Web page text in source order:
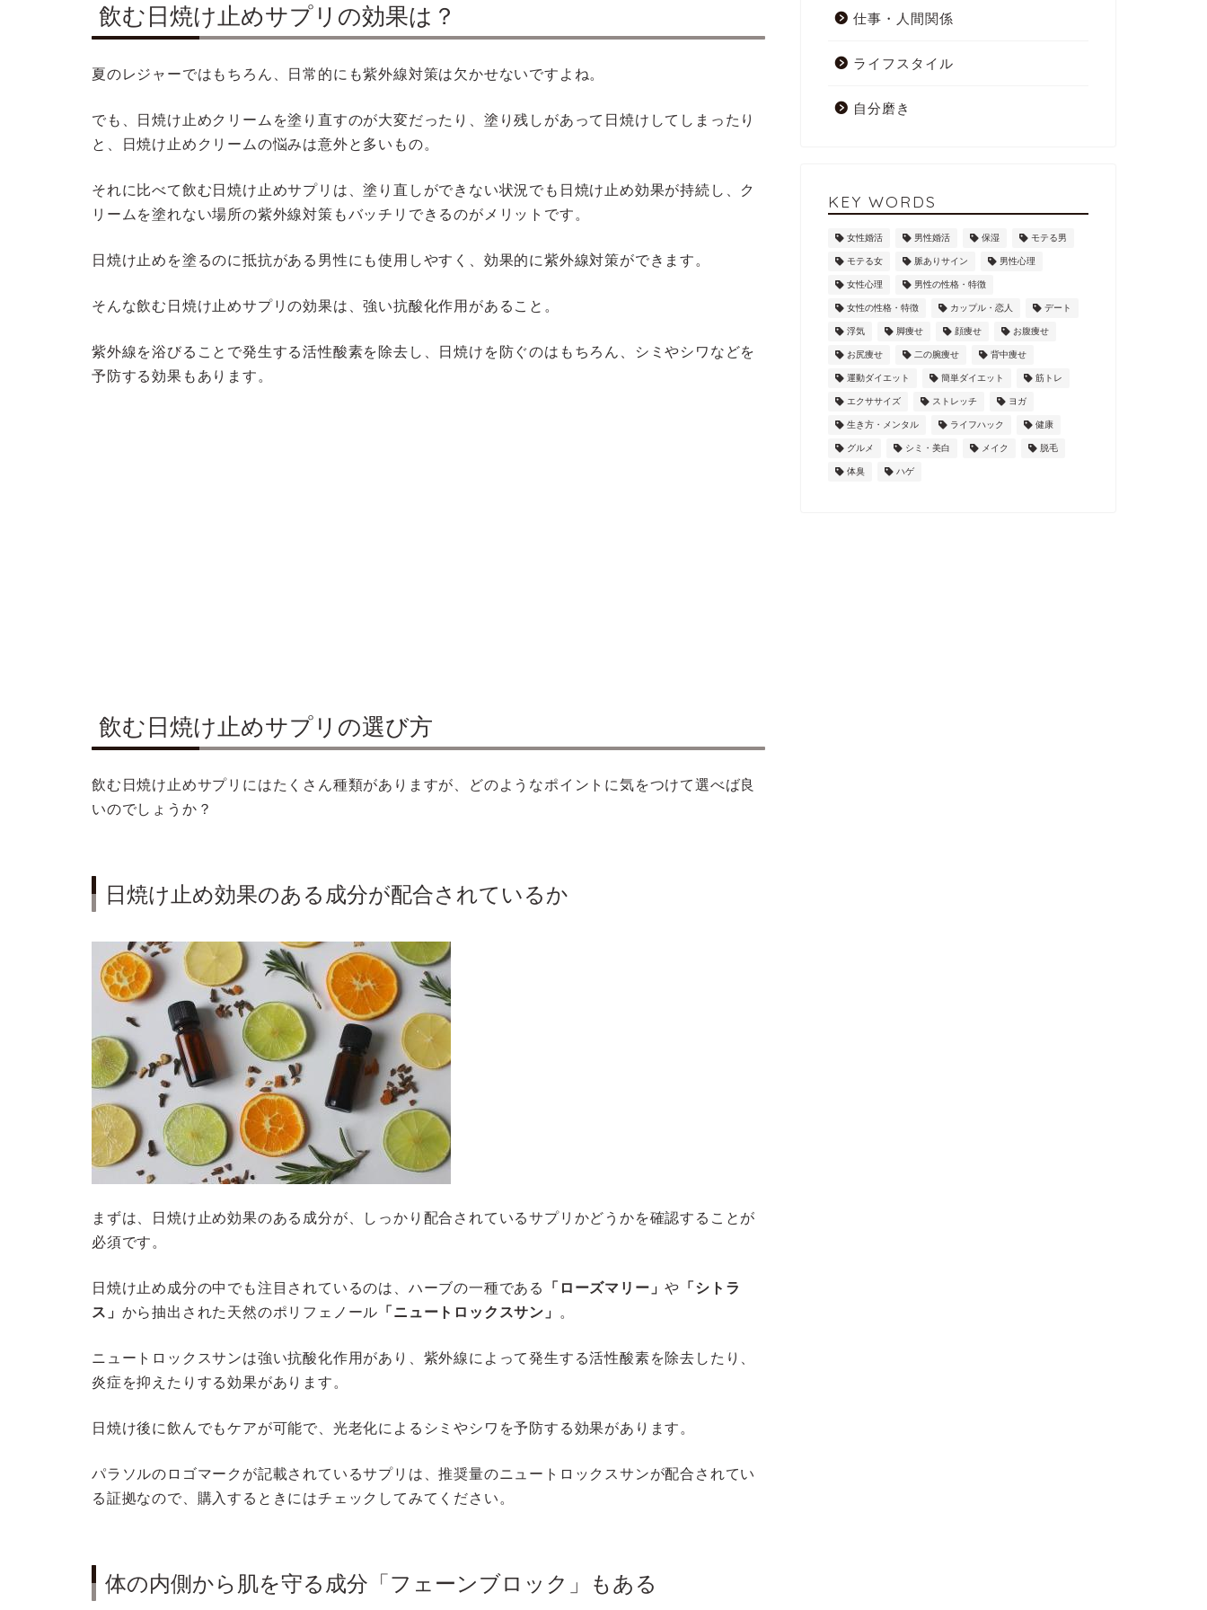
飲む日焼け止めサプリの効果は？
夏のレジャーではもちろん、日常的にも紫外線対策は欠かせないですよね。
でも、日焼け止めクリームを塗り直すのが大変だったり、塗り残しがあって日焼けしてしまったり
と、日焼け止めクリームの悩みは意外と多いもの。
それに比べて飲む日焼け止めサプリは、塗り直しができない状況でも日焼け止め効果が持続し、ク
リームを塗れない場所の紫外線対策もバッチリできるのがメリットです。
日焼け止めを塗るのに抵抗がある男性にも使用しやすく、効果的に紫外線対策ができます。
そんな飲む日焼け止めサプリの効果は、強い抗酸化作用があること。
紫外線を浴びることで発生する活性酸素を除去し、日焼けを防ぐのはもちろん、シミやシワなどを
予防する効果もあります。
飲む日焼け止めサプリの選び方
飲む日焼け止めサプリにはたくさん種類がありますが、どのようなポイントに気をつけて選べば良
いのでしょうか？
日焼け止め効果のある成分が配合されているか
まずは、日焼け止め効果のある成分が、しっかり配合されているサプリかどうかを確認することが
必須です。
日焼け止め成分の中でも注目されているのは、ハーブの一種である 「ローズマリー」や 「シトラ
ス」 から抽出された天然のポリフェノール 「ニュートロックスサン」 。
ニュートロックスサンは強い抗酸化作用があり、紫外線によって発生する活性酸素を除去したり、
炎症を抑えたりする効果があります。
日焼け後に飲んでもケアが可能で、光老化によるシミやシワを予防する効果があります。
パラソルのロゴマークが記載されているサプリは、推奨量のニュートロックスサンが配合されてい
る証拠なので、購入するときにはチェックしてみてください。
体の内側から肌を守る成分「フェーンブロック」もある
仕事・人間関係
ライフスタイル
自分磨き
KEY WORDS
女性婚活 男性婚活 保湿 モテる男
モテる女 脈ありサイン 男性心理
女性心理 男性の性格・特徴
女性の性格・特徴 カップル・恋人 デート
浮気 脚痩せ 顔痩せ お腹痩せ
お尻痩せ 二の腕痩せ 背中痩せ
運動ダイエット 簡単ダイエット 筋トレ
エクササイズ ストレッチ ヨガ
生き方・メンタル ライフハック 健康
グルメ シミ・美白 メイク 脱毛
体臭 ハゲ